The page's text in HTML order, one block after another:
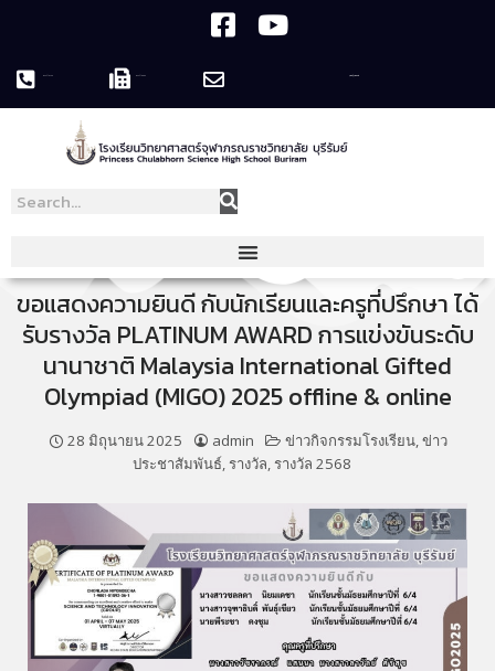
ขอแสดงความยินดี กับนักเรียนและครูที่ปรึกษา ได้
รับรางวัล PLATINUM AWARD การแข่งขันระดับ
นานาชาติ Malaysia International Gifted
Olympiad (MIGO) 2025 offline & online
28 มิถุนายน 2025 admin ข่าวกิจกรรมโรงเรียน,ข่าว
ประชาสัมพันธ์,รางวัล,รางวัล 2568